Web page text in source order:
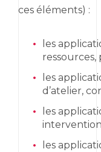
ces éléments) :
les
ressources,
les
d’atelier,
les
les